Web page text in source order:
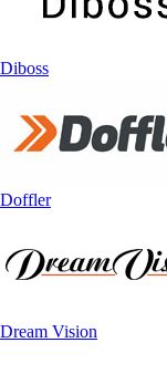
Diboss
Doffler
Dream Vision